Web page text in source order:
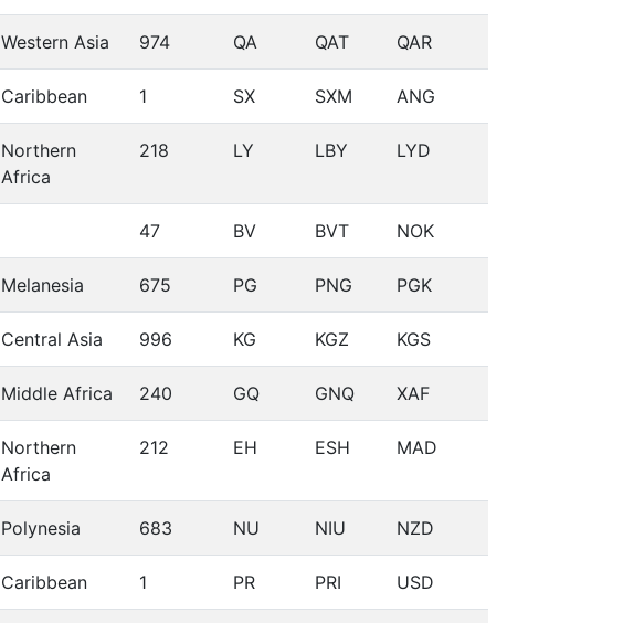
Western Asia 974 QA QAT QAR
Caribbean 1 SX SXM ANG
Northern
Africa
218 LY LBY LYD
47 BV BVT NOK
Melanesia 675 PG PNG PGK
Central Asia 996 KG KGZ KGS
Middle Africa 240 GQ GNQ XAF
Northern
Africa
212 EH ESH MAD
Polynesia 683 NU NIU NZD
Caribbean 1 PR PRI USD